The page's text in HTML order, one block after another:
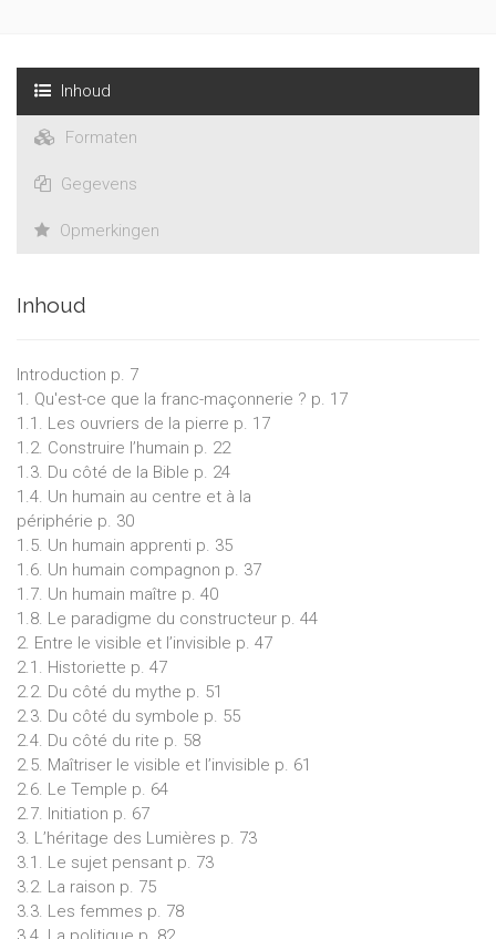
Inhoud
Formaten
Gegevens
Opmerkingen
Inhoud
Introduction p. 7
1. Qu'est-ce que la franc-maçonnerie ? p. 17
1.1. Les ouvriers de la pierre p. 17
1.2. Construire l’humain p. 22
1.3. Du côté de la Bible p. 24
1.4. Un humain au centre et à la
périphérie p. 30
1.5. Un humain apprenti p. 35
1.6. Un humain compagnon p. 37
1.7. Un humain maître p. 40
1.8. Le paradigme du constructeur p. 44
2. Entre le visible et l’invisible p. 47
2.1. Historiette p. 47
2.2. Du côté du mythe p. 51
2.3. Du côté du symbole p. 55
2.4. Du côté du rite p. 58
2.5. Maîtriser le visible et l’invisible p. 61
2.6. Le Temple p. 64
2.7. Initiation p. 67
3. L’héritage des Lumières p. 73
3.1. Le sujet pensant p. 73
3.2. La raison p. 75
3.3. Les femmes p. 78